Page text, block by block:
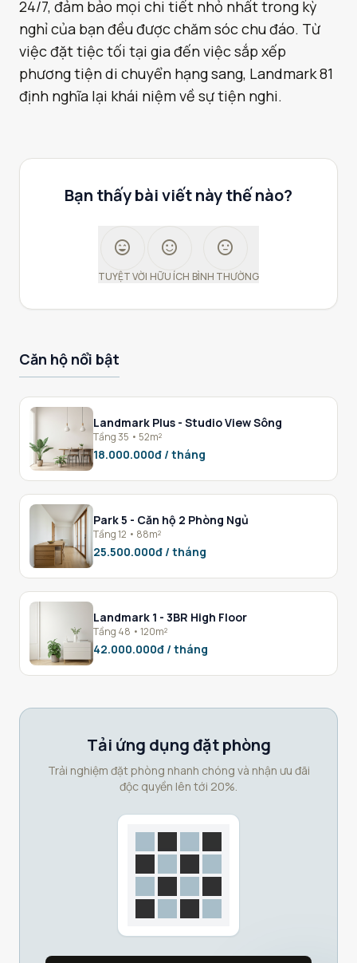
24/7, đảm bảo mọi chi tiết nhỏ nhất trong kỳ
nghỉ của bạn đều được chăm sóc chu đáo. Từ
việc đặt tiệc tối tại gia đến việc sắp xếp
phương tiện di chuyển hạng sang, Landmark 81
định nghĩa lại khái niệm về sự tiện nghi.
Bạn thấy bài viết này thế nào?
sentiment_very_satisfied
TUYỆT VỜI
sentiment_satisfied
HỮU ÍCH
sentiment_neutral
BÌNH THƯỜNG
Căn hộ nổi bật
Landmark Plus - Studio View Sông
Tầng 35 • 52m²
18.000.000đ / tháng
Park 5 - Căn hộ 2 Phòng Ngủ
Tầng 12 • 88m²
25.500.000đ / tháng
Landmark 1 - 3BR High Floor
Tầng 48 • 120m²
42.000.000đ / tháng
Tải ứng dụng đặt phòng
Trải nghiệm đặt phòng nhanh chóng và nhận ưu đãi
độc quyền lên tới 20%.